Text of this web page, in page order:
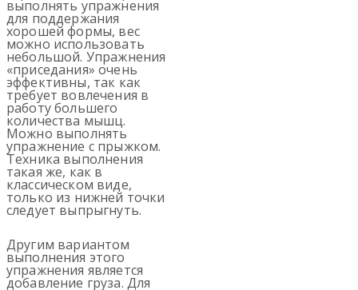
выполнять упражнения
для поддержания
хорошей формы, вес
можно использовать
небольшой. Упражнения
«приседания» очень
эффективны, так как
требует вовлечения в
работу большего
количества мышц.
Можно выполнять
упражнение с прыжком.
Техника выполнения
такая же, как в
классическом виде,
только из нижней точки
следует выпрыгнуть.
Другим вариантом
выполнения этого
упражнения является
добавление груза. Для